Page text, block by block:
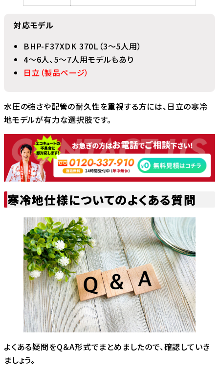
対応モデル
BHP-F37XDK 370L（3～5人用）
4～6人、5～7人用モデルもあり
日立（製品ページ）
水圧の強さや配管の耐久性を重視する方には、日立の寒冷
地モデルが有力な選択肢です。
寒冷地仕様についてのよくある質問
よくある疑問をQ＆A形式でまとめましたので、確認していき
ましょう。